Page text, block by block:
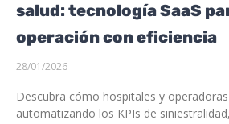
salud: tecnología SaaS
operación con eficiencia
28/01/2026
Descubra cómo hospitales y
automatizando los KPIs de